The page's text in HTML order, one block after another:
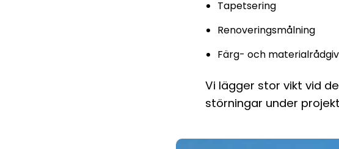
Tapetsering
Renoveringsmålning
Färg- och
Vi lägger stor vikt vid
störningar under